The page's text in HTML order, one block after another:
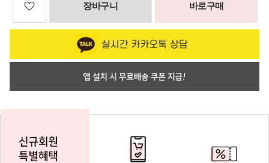
장바구니 바로구매